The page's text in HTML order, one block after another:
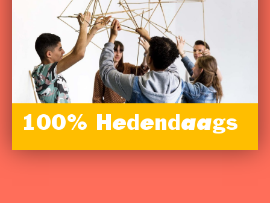
100% Hedendaags